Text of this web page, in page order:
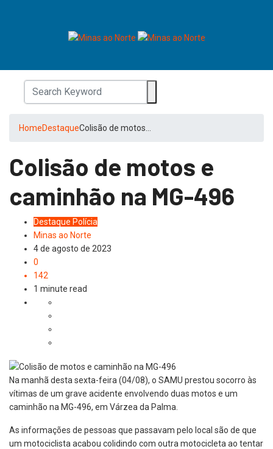
HomeDestaqueColisão de motos…
Colisão de motos e
caminhão na MG-496
Destaque Polícia
Minas ao Norte
4 de agosto de 2023
0
142
1 minute read
Na manhã desta sexta-feira (04/08), o SAMU prestou socorro às
vítimas de um grave acidente envolvendo duas motos e um
caminhão na MG-496, em Várzea da Palma.
As informações de pessoas que passavam pelo local são de que
um motociclista acabou colidindo com outra motocicleta ao tentar